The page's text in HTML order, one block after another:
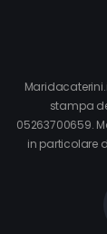
stampa
05263700659.
in particolare